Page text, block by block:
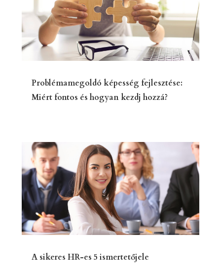
Problémamegoldó képesség fejlesztése:
Miért fontos és hogyan kezdj hozzá?
A sikeres HR-es 5 ismertetőjele